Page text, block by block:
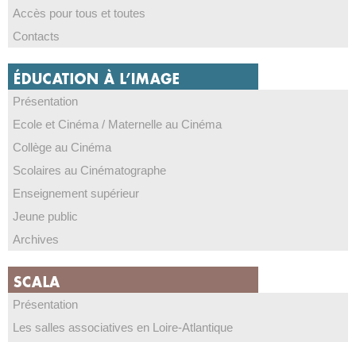
Accès pour tous et toutes
Contacts
Présentation
Ecole et Cinéma / Maternelle au Cinéma
Collège au Cinéma
Scolaires au Cinématographe
Enseignement supérieur
Jeune public
Archives
Présentation
Les salles associatives en Loire-Atlantique